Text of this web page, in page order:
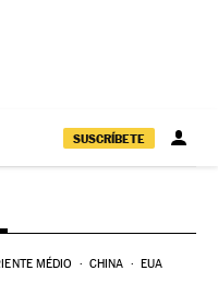
SUSCRÍBETE
MÉDIO CHINA EUA